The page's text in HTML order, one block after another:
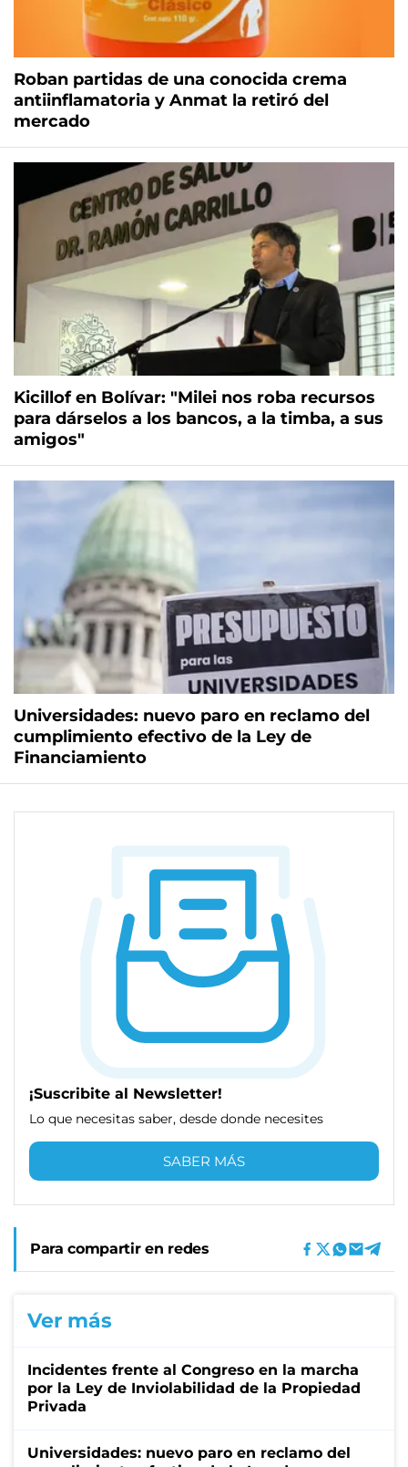
Roban partidas de una conocida crema
antiinflamatoria y Anmat la retiró del
mercado
Kicillof en Bolívar: "Milei nos roba recursos
para dárselos a los bancos, a la timba, a sus
amigos"
Universidades: nuevo paro en reclamo del
cumplimiento efectivo de la Ley de
Financiamiento
¡Suscribite al Newsletter!
Lo que necesitas saber, desde donde necesites
SABER MÁS
Para compartir en redes
Ver más
Incidentes frente al Congreso en la marcha
por la Ley de Inviolabilidad de la Propiedad
Privada
Universidades: nuevo paro en reclamo del